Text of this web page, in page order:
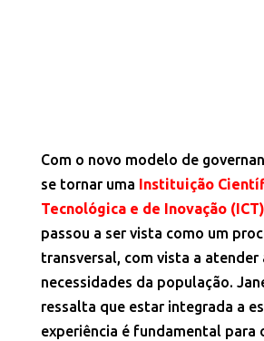
Com o novo modelo de
se tornar uma Instituição
Tecnológica e de Inovação (ICT)
passou a ser vista como um
transversal, com vista a atender
necessidades da população.
ressalta que estar integrada a
experiência é fundamental para